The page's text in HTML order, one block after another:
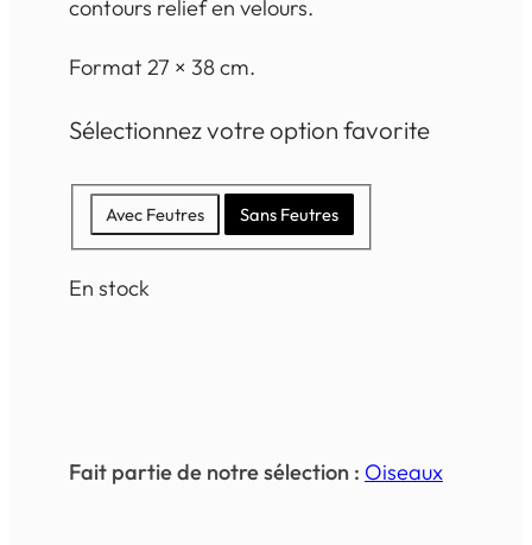
contours relief en velours.
Format 27 × 38 cm.
Sélectionnez votre option favorite
Avec Feutres Sans Feutres
En stock
Fait partie de notre sélection : Oiseaux